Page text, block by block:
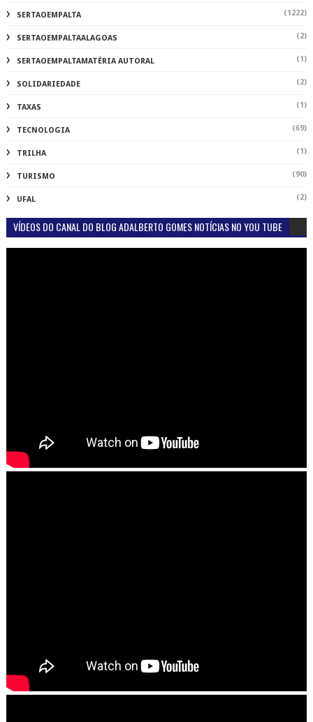
SERTAOEMPALTA (1222)
SERTAOEMPALTAALAGOAS (2)
SERTAOEMPALTAMATÉRIA AUTORAL (1)
SOLIDARIEDADE (2)
TAXAS (1)
TECNOLOGIA (69)
TRILHA (1)
TURISMO (90)
UFAL (2)
VÍDEOS DO CANAL DO BLOG ADALBERTO GOMES NOTÍCIAS NO YOU TUBE